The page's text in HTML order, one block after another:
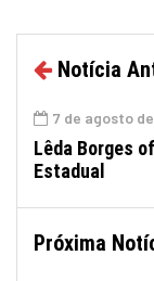
Notícia
7 de agosto
Lêda Borges
Estadual
Próxima